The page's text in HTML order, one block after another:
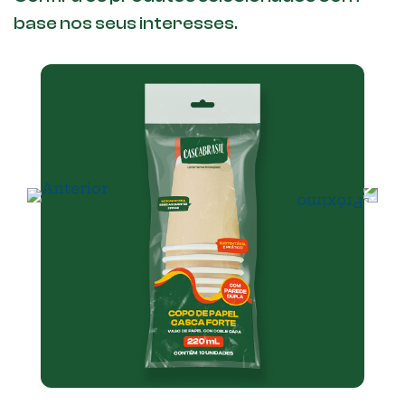
base nos seus interesses.